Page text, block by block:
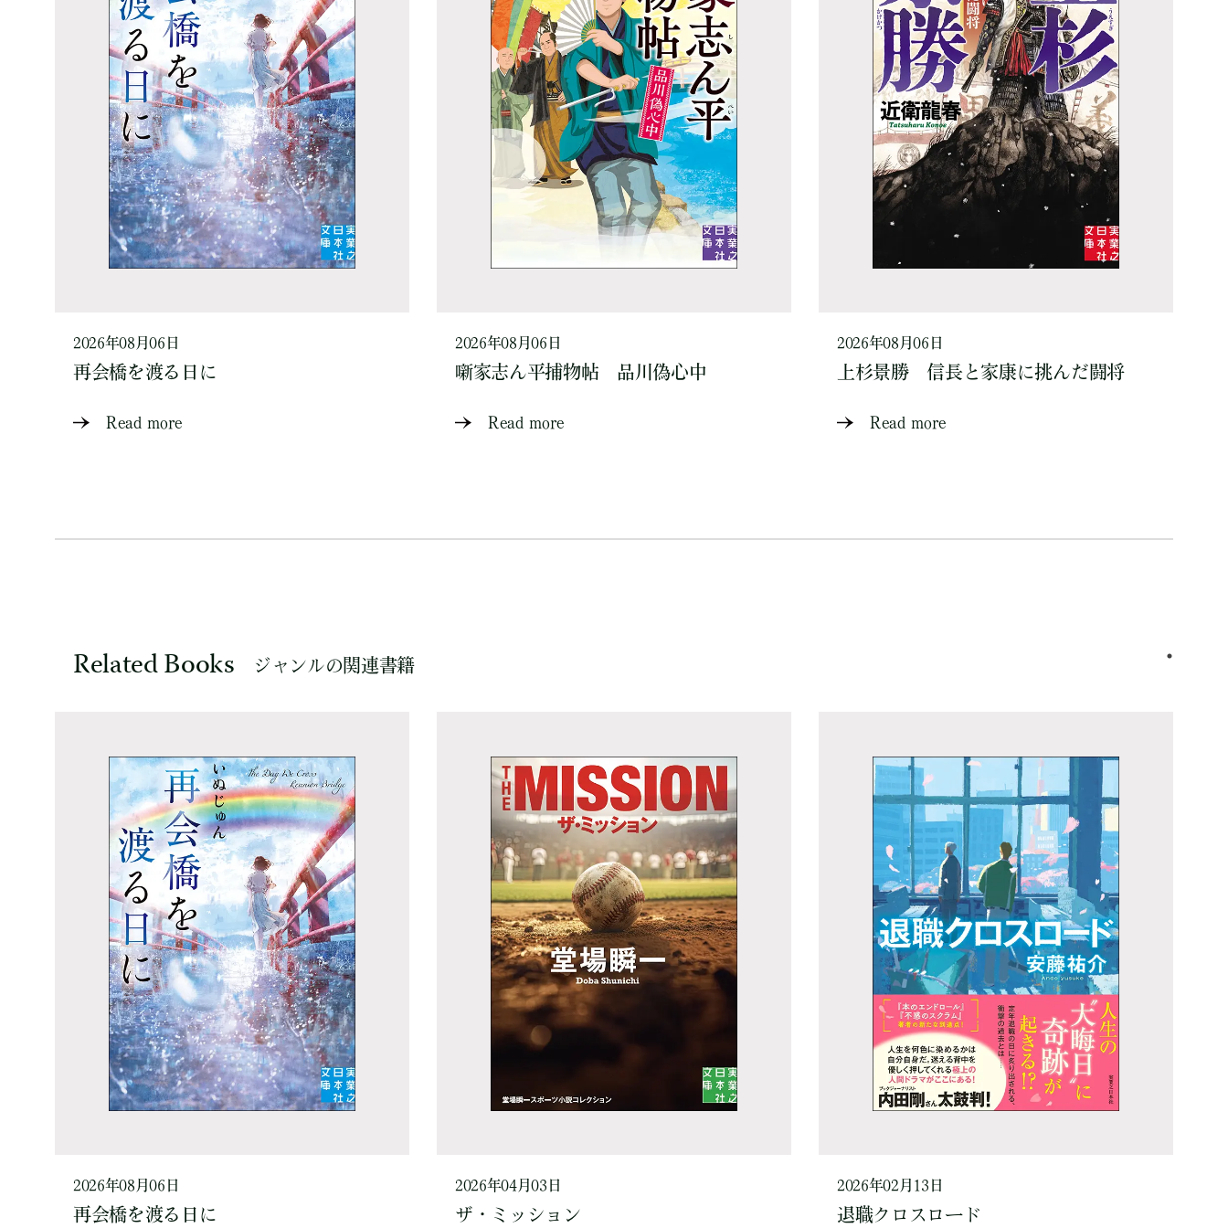
2026年08月06日
再会橋を渡る日に
Read more
2026年08月06日
噺家志ん平捕物帖 品川偽心中
Read more
2026年08月06日
上杉景勝 信長と家康に挑んだ闘将
Read more
Related Books ジャンルの関連書籍
2026年08月06日
再会橋を渡る日に
2026年04月03日
ザ・ミッション
2026年02月13日
退職クロスロード